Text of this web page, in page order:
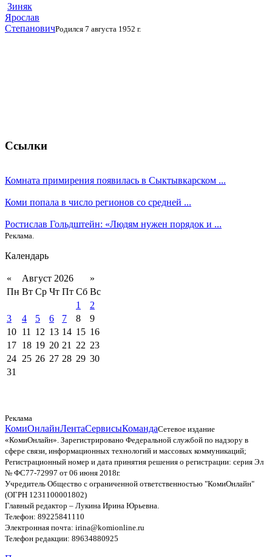
Зиняк
Ярослав
СтепановичРодился 7 августа 1952 г.
Ссылки
Комната примирения появилась в Сыктывкарском ...
Коми попала в число регионов со средней ...
Ростислав Гольдштейн: «Людям нужен порядок и ...
Реклама.
Календарь
« Август 2026
»
Пн Вт Ср Чт Пт Сб Вс
1
2
3
4 5 6 7 8
9
10 11 12 13 14 15 16
17 18 19 20 21 22 23
24 25 26 27 28 29 30
31
Реклама
КомиОнлайнЛентаСервисыКомандаСетевое издание
«КомиОнлайн». Зарегистрировано Федеральной службой по надзору в
сфере связи, информационных технологий и массовых коммуникаций;
Регистрационный номер и дата принятия решения о регистрации: серия Эл
№ ФС77-72997 от 06 июня 2018г.
Учредитель Общество с ограниченной ответственностью "КомиОнлайн"
(ОГРН 1231100001802)
Главный редактор – Лукина Ирина Юрьевна.
Телефон: 89225841110
Электронная почта: irina@komionline.ru
Телефон редакции: 89634880925